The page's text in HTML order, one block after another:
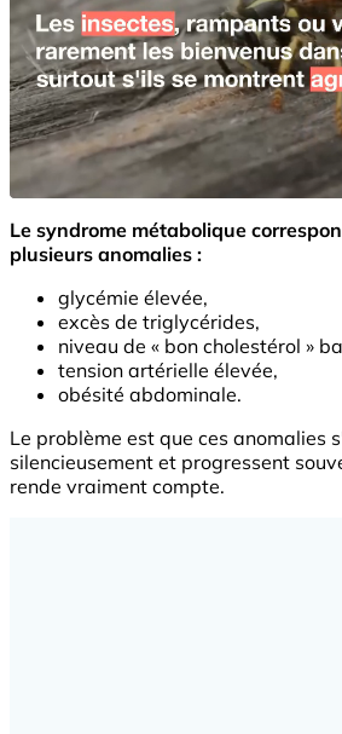
Le syndrome métabolique
plusieurs anomalies :
glycémie élevée,
excès de triglycérides,
niveau de « bon cholestérol »
tension artérielle élevée,
obésité abdominale.
Le problème est que ces anomalies
silencieusement et progressent
rende vraiment compte.